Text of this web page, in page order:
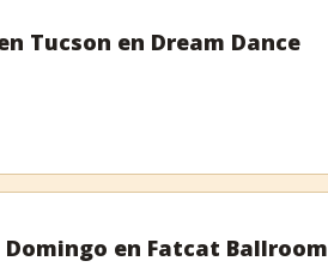
Tucson en Dream Dance
Domingo en Fatcat Ballroom